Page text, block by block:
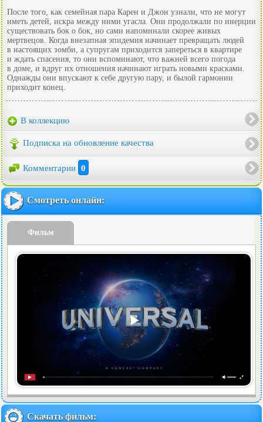
После того, как семейная пара Карен и Джон узнали, что не могут
иметь детей, искра между ними угасла. Они продолжали по инерции
существовать бок о бок, но сами напоминали скорее живых
мертвецов. Когда внезапная эпидемия начинает превращать людей
в настоящих зомби, а супругам приходится запереться в квартире
и ждать спасения, то они вспоминают, что важней всего погода
в доме, и вдруг их отношения начинают играть новыми красками.
Однажды они впускают к себе другую пару, и былой гармонии
приходит конец.
В коллекцию
Подписка на обновление качества
Комментарии 0
Смотреть онлайн:
Фильм
Скачать фильм: